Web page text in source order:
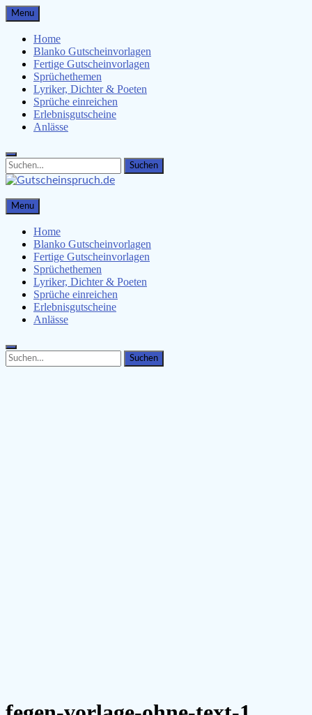
Skip
to
content
Menu
Home
Blanko Gutscheinvorlagen
Fertige Gutscheinvorlagen
Sprüchethemen
Lyriker, Dichter & Poeten
Sprüche einreichen
Erlebnisgutscheine
Anlässe
Search
for:
Search
Gutscheinspruch.de
Gutscheinsprüche & Gutscheinvorlagen finden
Menu
Home
Blanko Gutscheinvorlagen
Fertige Gutscheinvorlagen
Sprüchethemen
Lyriker, Dichter & Poeten
Sprüche einreichen
Erlebnisgutscheine
Anlässe
Search
for:
Search